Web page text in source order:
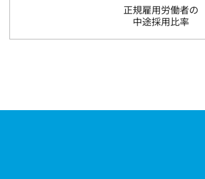
正規雇用労働者の
中途採用比率